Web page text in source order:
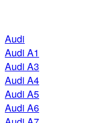
Audi
Audi A1
Audi A3
Audi A4
Audi A5
Audi A6